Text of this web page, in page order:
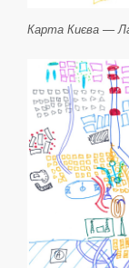
Карта Києва —